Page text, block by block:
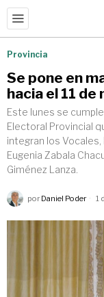
Provincia
Se pone en
hacia el 11 de
Este lunes se
Electoral Provincial
integran los Vocales,
Eugenia Zabala
Giménez Lanza.
por Daniel Poder 1